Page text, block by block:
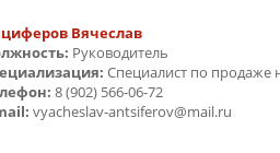
Вячеслав
Руководитель
Специалист по продаже
8 (902) 566-06-72
vyacheslav-antsiferov@mail.ru